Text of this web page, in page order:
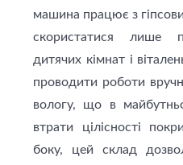
машина працює з
скористатися лише
дитячих кімнат і
проводити роботи
вологу, що в
втрати цілісності
боку, цей склад